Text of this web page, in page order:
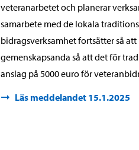
veteranarbetet och planerar
samarbete med de lokala
bidragsverksamhet fortsätter så
gemenskapsanda så att det för
anslag på 5000 euro för
Läs meddelandet 15.1.2025